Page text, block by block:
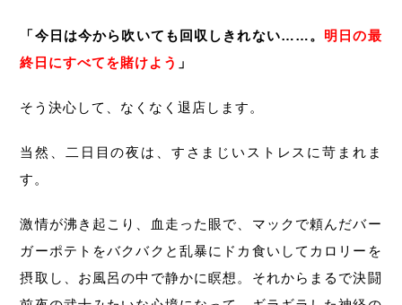
「今日は今から吹いても回収しきれない……。 明日の最
終日にすべてを賭けよう 」
そう決心して、なくなく退店します。
当然、二日目の夜は、すさまじいストレスに苛まれま
す。
激情が沸き起こり、血走った眼で、マックで頼んだバー
ガーポテトをバクバクと乱暴にドカ食いしてカロリーを
摂取し、お風呂の中で静かに瞑想。それからまるで決闘